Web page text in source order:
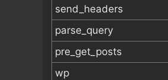
send_headers
parse_query
pre_get_posts
wp